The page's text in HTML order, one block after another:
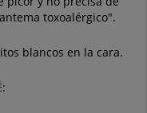
toxoalérgico".
blancos en la cara.